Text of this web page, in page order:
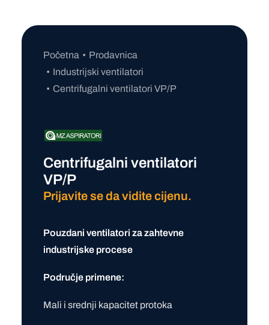
Početna
Prodavnica
Industrijski ventilatori
Centrifugalni ventilatori VP/P
Centrifugalni ventilatori
VP/P
Prijavite se da vidite cijenu.
Pouzdani ventilatori za zahtevne
industrijske procese
Područje primene:
Mali i srednji kapacitet protoka